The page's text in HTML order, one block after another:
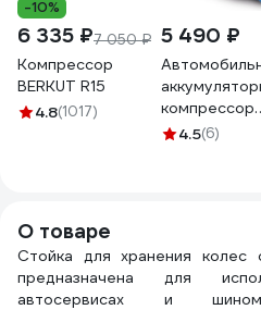
-10%
6 335 ₽7 050 ₽
Компрессор
BERKUT R15
4.8(1017)
5 490 ₽
компрессор
Scheppach
4.5(6)
О товаре
Стойка для хранения колес
предназначена для
автосервисах и